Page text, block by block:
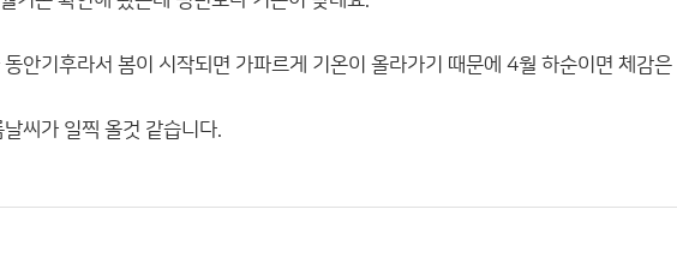
안기후라서 봄이 시작되면 가파르게 기온이 올라가기 때문에 4월 하순이면 체감은
씨가 일찍 올것 같습니다.